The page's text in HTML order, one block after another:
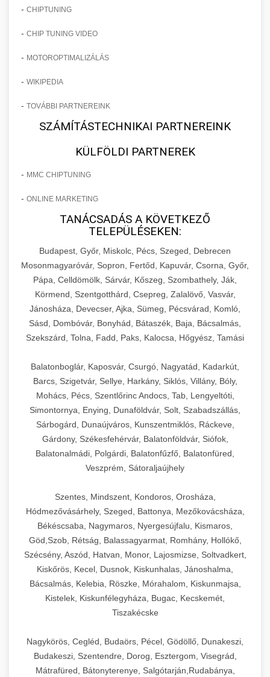
- CHIPTUNING
- CHIP TUNING VIDEO
- MOTOROPTIMALIZÁLÁS
- WIKIPEDIA
- TOVÁBBI PARTNEREINK
SZÁMÍTÁSTECHNIKAI PARTNEREINK
KÜLFÖLDI PARTNEREK
- MMC CHIPTUNING
- ONLINE MARKETING
TANÁCSADÁS A KÖVETKEZŐ
TELEPÜLÉSEKEN:
Budapest, Győr, Miskolc, Pécs, Szeged, Debrecen
Mosonmagyaróvár, Sopron, Fertőd, Kapuvár, Csorna, Győr,
Pápa, Celldömölk, Sárvár, Kőszeg, Szombathely, Ják,
Körmend, Szentgotthárd, Csepreg, Zalalövő, Vasvár,
Jánosháza, Devecser, Ajka, Sümeg, Pécsvárad, Komló,
Sásd, Dombóvár, Bonyhád, Bátaszék, Baja, Bácsalmás,
Szekszárd, Tolna, Fadd, Paks, Kalocsa, Hőgyész, Tamási
Balatonboglár, Kaposvár, Csurgó, Nagyatád, Kadarkút,
Barcs, Szigetvár, Sellye, Harkány, Siklós, Villány, Bóly,
Mohács, Pécs, Szentlőrinc Andocs, Tab, Lengyeltóti,
Simontornya, Enying, Dunaföldvár, Solt, Szabadszállás,
Sárbogárd, Dunaújváros, Kunszentmiklós, Ráckeve,
Gárdony, Székesfehérvár, Balatonföldvár, Siófok,
Balatonalmádi, Polgárdi, Balatonfűzfő, Balatonfüred,
Veszprém, Sátoraljaújhely
Szentes, Mindszent, Kondoros, Orosháza,
Hódmezővásárhely, Szeged, Battonya, Mezőkovácsháza,
Békéscsaba, Nagymaros, Nyergesújfalu, Kismaros,
Göd,Szob, Rétság, Balassagyarmat, Romhány, Hollókő,
Szécsény, Aszód, Hatvan, Monor, Lajosmizse, Soltvadkert,
Kiskőrös, Kecel, Dusnok, Kiskunhalas, Jánoshalma,
Bácsalmás, Kelebia, Röszke, Mórahalom, Kiskunmajsa,
Kistelek, Kiskunfélegyháza, Bugac, Kecskemét,
Tiszakécske
Nagykörös, Cegléd, Budaörs, Pécel, Gödöllő, Dunakeszi,
Budakeszi, Szentendre, Dorog, Esztergom, Visegrád,
Mátrafüred, Bátonyterenye, Salgótarján,Rudabánya,